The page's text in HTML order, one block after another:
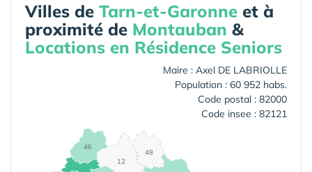
Villes de Tarn-et-Garonne et à
proximité de Montauban &
Locations en Résidence Seniors
Maire : Axel DE LABRIOLLE
Population : 60 952 habs.
Code postal : 82000
Code insee : 82121
12
46
48